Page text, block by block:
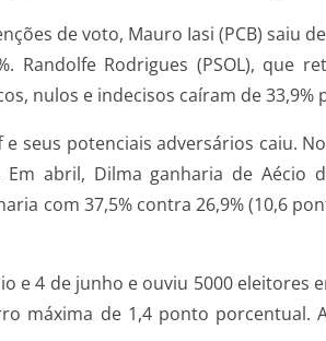
de voto, Mauro Iasi (PCB) saiu
Randolfe Rodrigues (PSOL), que
nulos e indecisos caíram de 33,9%
seus potenciais adversários caiu.
abril, Dilma ganharia de Aécio
com 37,5% contra 26,9% (10,6
4 de junho e ouviu 5000 eleitores
máxima de 1,4 ponto porcentual.